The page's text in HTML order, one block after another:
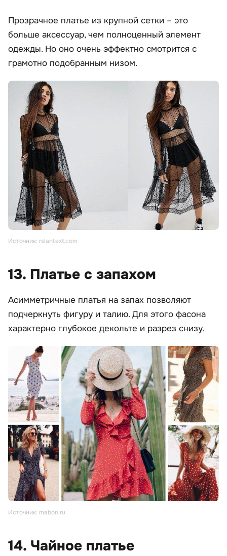
Прозрачное платье из крупной сетки – это
больше аксессуар, чем полноценный элемент
одежды. Но оно очень эффектно смотрится с
грамотно подобранным низом.
Источник: rslantext.com
13. Платье с запахом
Асимметричные платья на запах позволяют
подчеркнуть фигуру и талию. Для этого фасона
характерно глубокое декольте и разрез снизу.
Источник: mabon.ru
14. Чайное платье